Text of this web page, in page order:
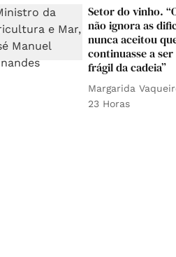
Setor do vinho.
não ignora as
nunca aceitou
continuasse a
frágil da cadeia”
Margarida
23 Horas